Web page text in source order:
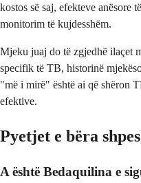
kostos së saj, efekteve anësore
monitorim të kujdesshëm.
Mjeku juaj do të zgjedhë ilaçet
specifik të TB, historinë
"më i mirë" është ai që shëron
efektive.
Pyetjet e bëra
A është Bedaquilina e